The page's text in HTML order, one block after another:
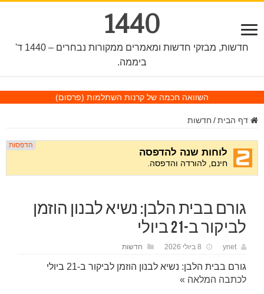
1440
חדשות, מבזקי חדשות ומאמרים ממקורות נבחרים – 1440 ד'
ביממה.
השוואה חכמה של קרנות השתלמות (פרסום)
דף הבית / חדשות
גורם בבית הלבן: נשיא לבנון הוזמן
לביקור ב-21 ביולי
ynet 8 ביולי 2026 חדשות
גורם בבית הלבן: נשיא לבנון הוזמן לביקור ב-21 ביולי
לכתבה המלאה »